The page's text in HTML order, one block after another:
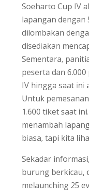
Soeharto Cup IV
lapangan dengan
dilombakan
disediakan
Sementara,
peserta dan
IV hingga saat ini
Untuk
1.600 tiket saat
menambah
biasa, tapi kita
Sekadar
burung berkicau,
melaunching 25